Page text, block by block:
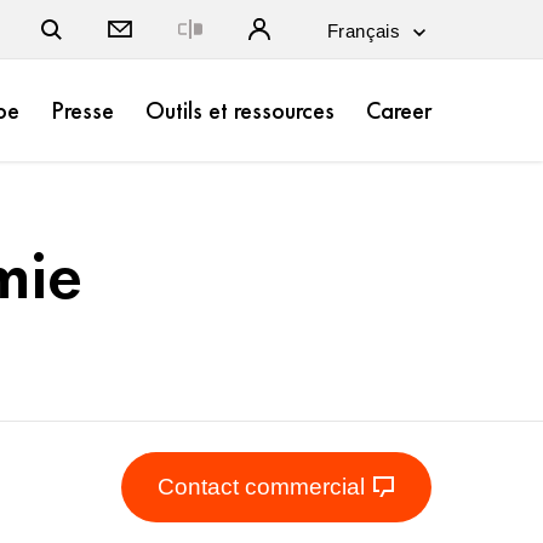
Presse Outils et ressources Career
Contact commercial